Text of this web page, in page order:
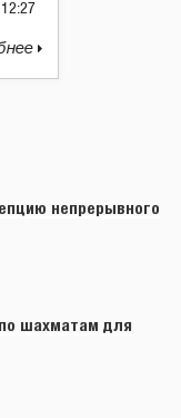
непрерывного
шахматам для